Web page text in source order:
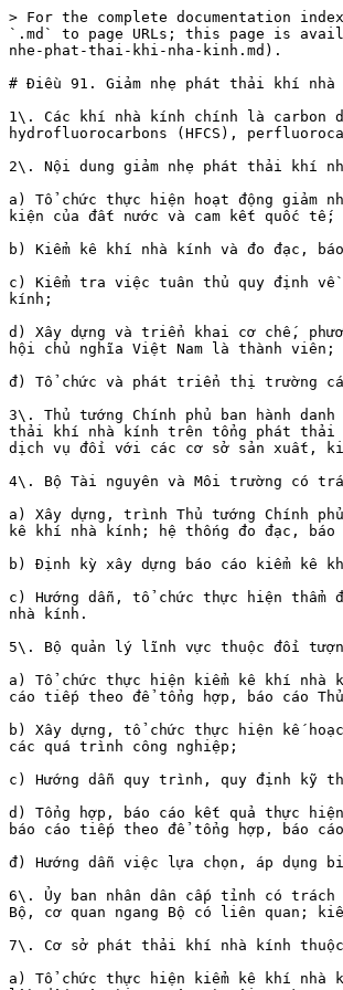
> For the complete documentation
`.md` to page URLs; this page is
nhe-phat-thai-khi-nha-kinh.md).
# Điều 91. Giảm nhẹ phát thải khí nhà
1\. Các khí nhà kính chính là carbon
hydrofluorocarbons (HFCS),
2\. Nội dung giảm nhẹ phát thải khí
a) Tổ chức thực hiện hoạt động giảm
kiện của đất nước và cam kết quốc tế;
b) Kiểm kê khí nhà kính và đo đạc,
c) Kiểm tra việc tuân thủ quy định
kính;
d) Xây dựng và triển khai cơ chế,
hội chủ nghĩa Việt Nam là thành viên;
đ) Tổ chức và phát triển thị trường
3\. Thủ tướng Chính phủ ban hành
thải khí nhà kính trên tổng phát
dịch vụ đối với các cơ sở sản xuất,
4\. Bộ Tài nguyên và Môi trường có
a) Xây dựng, trình Thủ tướng Chính
kê khí nhà kính; hệ thống đo đạc,
b) Định kỳ xây dựng báo cáo kiểm kê
c) Hướng dẫn, tổ chức thực hiện
nhà kính.
5\. Bộ quản lý lĩnh vực thuộc đối
a) Tổ chức thực hiện kiểm kê khí nhà
cáo tiếp theo để tổng hợp, báo cáo
b) Xây dựng, tổ chức thực hiện kế
các quá trình công nghiệp;
c) Hướng dẫn quy trình, quy định kỹ
d) Tổng hợp, báo cáo kết quả thực
báo cáo tiếp theo để tổng hợp, báo
đ) Hướng dẫn việc lựa chọn, áp dụng
6\. Ủy ban nhân dân cấp tỉnh có
Bộ, cơ quan ngang Bộ có liên quan;
7\. Cơ sở phát thải khí nhà kính thuộc
a) Tổ chức thực hiện kiểm kê khí